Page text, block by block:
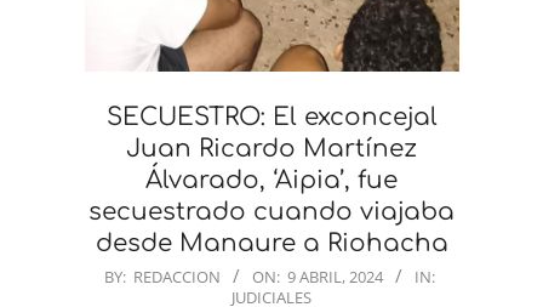
SECUESTRO: El exconcejal
Juan Ricardo Martínez
Álvarado, ‘Aipia’, fue
secuestrado cuando viajaba
desde Manaure a Riohacha
2024-
BY: REDACCION ON: 9 ABRIL, 2024
IN:
JUDICIALES